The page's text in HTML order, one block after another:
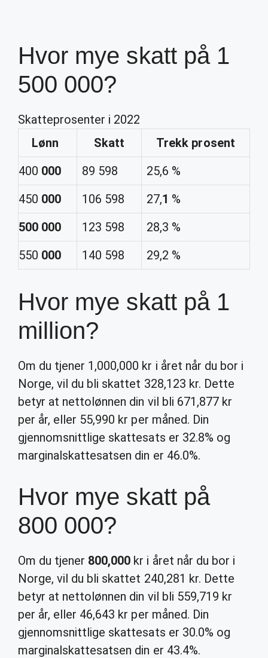
Hvor mye skatt på 1
500 000?
Skatteprosenter i 2022
Lønn
Skatt
Trekk prosent
400 000 89 598
25,6 %
450 000 106 598 27,1 %
500 000
123 598
28,3 %
550 000 140 598 29,2 %
Hvor mye skatt på 1
million?
Om du tjener 1,000,000 kr i året når du bor i
Norge, vil du bli skattet 328,123 kr. Dette
betyr at nettolønnen din vil bli 671,877 kr
per år, eller 55,990 kr per måned. Din
gjennomsnittlige skattesats er 32.8% og
marginalskattesatsen din er 46.0%.
Hvor mye skatt på
800 000?
Om du tjener 800,000 kr i året når du bor i
Norge, vil du bli skattet 240,281 kr. Dette
betyr at nettolønnen din vil bli 559,719 kr
per år, eller 46,643 kr per måned. Din
gjennomsnittlige skattesats er 30.0% og
marginalskattesatsen din er 43.4%.